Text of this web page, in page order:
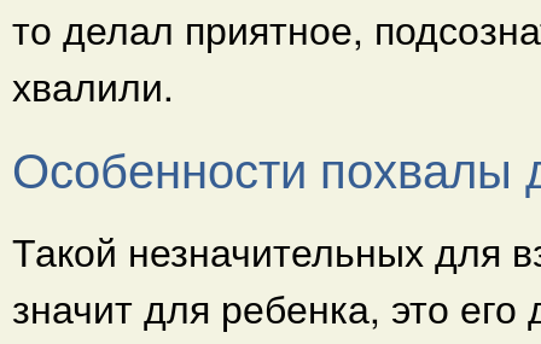
то делал приятное,
хвалили.
Особенности похвалы
Такой незначительных для
значит для ребенка, это